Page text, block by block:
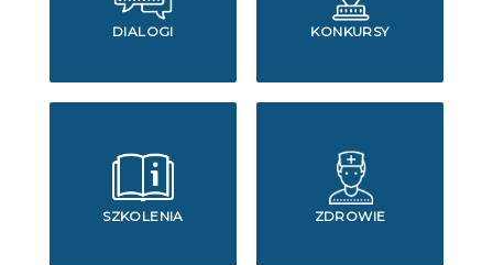
DIALOGI KONKURSY
SZKOLENIA ZDROWIE